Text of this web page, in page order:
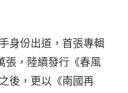
身份出道，首張專輯
張，陸續發行《春風
後，更以《南國再